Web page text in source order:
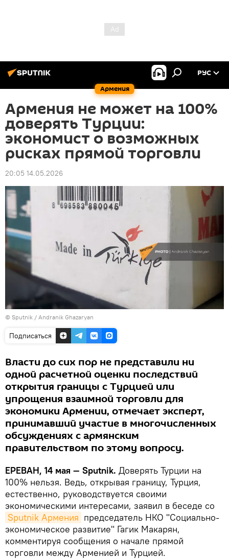
Армения
РУС
Армения не может на 100%
доверять Турции:
экономист о возможных
рисках прямой торговли
20:05 14.05.2026
© Sputnik / Andranik Ghazaryan
Подписаться
Власти до сих пор не представили ни
одной расчетной оценки последствий
открытия границы с Турцией или
упрощения взаимной торговли для
экономики Армении, отмечает эксперт,
принимавший участие в многочисленных
обсуждениях с армянским
правительством по этому вопросу.
ЕРЕВАН, 14 мая — Sputnik. Доверять Турции на
100% нельзя. Ведь, открывая границу, Турция,
естественно, руководствуется своими
экономическими интересами, заявил в беседе со
Sputnik Армения председатель НКО "Социально-
экономическое развитие" Гагик Макарян,
комментируя сообщения о начале прямой
торговли между Арменией и Турцией.